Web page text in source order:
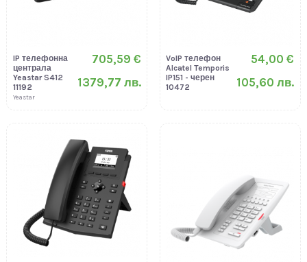
IP телефонна
централа
Yeastar S412
11192
Yeastar
705,59 €
1379,77 лв.
VoIP телефон
Alcatel Temporis
IP151 - черен
10472
54,00 €
105,60 лв.